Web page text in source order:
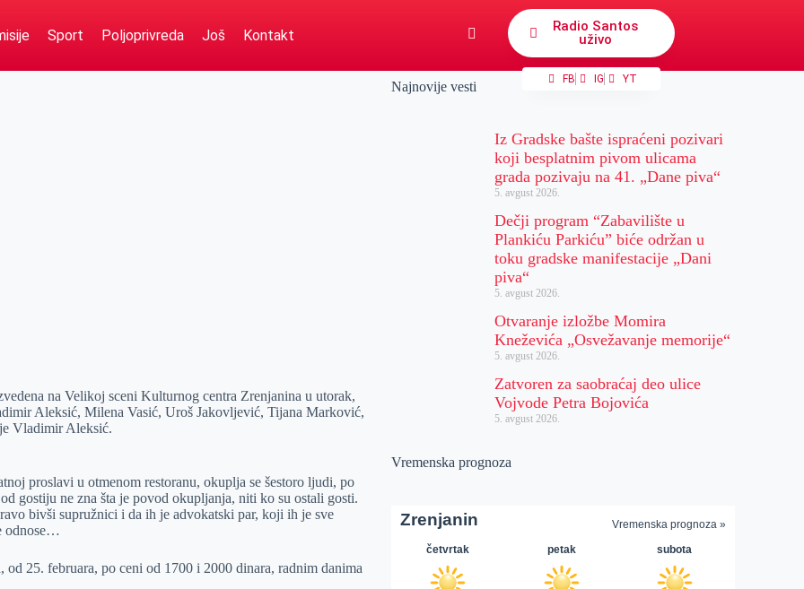
Sport Poljoprivreda Još Kontakt
Radio Santos
uživo
FB IG YT
na Velikoj sceni Kulturnog centra Zrenjanina u utorak,
Aleksić, Milena Vasić, Uroš Jakovljević, Tijana Marković,
Vladimir Aleksić.
proslavi u otmenom restoranu, okuplja se šestoro ljudi, po
gostiju ne zna šta je povod okupljanja, niti ko su ostali gosti.
bivši supružnici i da ih je advokatski par, koji ih je sve
odnose…
25. februara, po ceni od 1700 i 2000 dinara, radnim danima
Najnovije vesti
Iz Gradske bašte ispraćeni pozivari
koji besplatnim pivom ulicama
grada pozivaju na 41. „Dane piva“
5. avgust 2026.
Dečji program “Zabavilište u
Plankiću Parkiću” biće održan u
toku gradske manifestacije „Dani
piva“
5. avgust 2026.
Otvaranje izložbe Momira
Kneževića „Osvežavanje memorije“
5. avgust 2026.
Zatvoren za saobraćaj deo ulice
Vojvode Petra Bojovića
5. avgust 2026.
Vremenska prognoza